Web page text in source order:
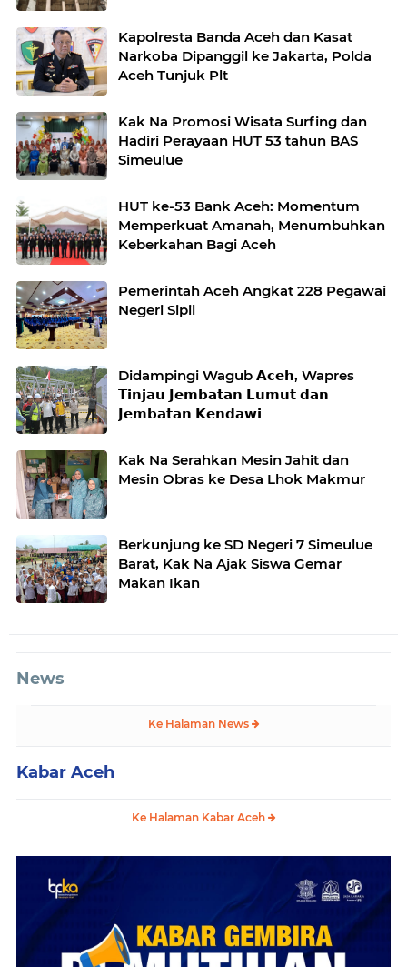
Kapolresta Banda Aceh dan Kasat
Narkoba Dipanggil ke Jakarta, Polda
Aceh Tunjuk Plt
Kak Na Promosi Wisata Surfing dan
Hadiri Perayaan HUT 53 tahun BAS
Simeulue
HUT ke-53 Bank Aceh: Momentum
Memperkuat Amanah, Menumbuhkan
Keberkahan Bagi Aceh
Pemerintah Aceh Angkat 228 Pegawai
Negeri Sipil
Didampingi Wagub 𝗔𝗰𝗲𝗵, Wapres
𝗧𝗶𝗻𝗷𝗮𝘂 𝗝𝗲𝗺𝗯𝗮𝘁𝗮𝗻 𝗟𝘂𝗺𝘂𝘁 𝗱𝗮𝗻
𝗝𝗲𝗺𝗯𝗮𝘁𝗮𝗻 𝗞𝗲𝗻𝗱𝗮𝘄𝗶
Kak Na Serahkan Mesin Jahit dan
Mesin Obras ke Desa Lhok Makmur
Berkunjung ke SD Negeri 7 Simeulue
Barat, Kak Na Ajak Siswa Gemar
Makan Ikan
News
Ke Halaman News
Kabar Aceh
Ke Halaman Kabar Aceh